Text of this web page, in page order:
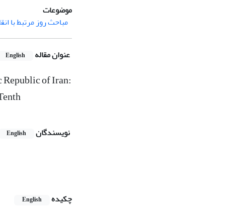
موضوعات
مباحث روز مرتبط با
عنوان مقاله English
of Iran:
نویسندگان English
چکیده
English